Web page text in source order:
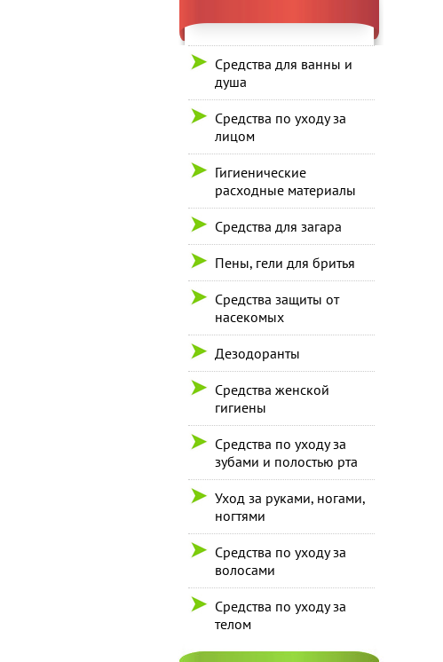
Средства для ванны и
душа
Средства по уходу за
лицом
Гигиенические
расходные материалы
Средства для загара
Пены, гели для бритья
Средства защиты от
насекомых
Дезодоранты
Средства женской
гигиены
Средства по уходу за
зубами и полостью рта
Уход за руками, ногами,
ногтями
Средства по уходу за
волосами
Средства по уходу за
телом